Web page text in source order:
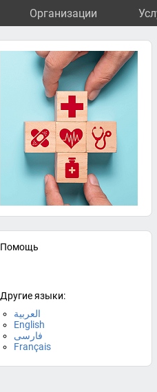
Организации
Помощь
Другие языки:
العربية
English
فارسی
Français